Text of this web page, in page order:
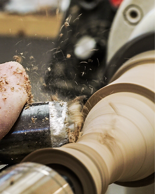
Une Passion pour les Métiers d’Art
Une Passion pour les Métiers d’Art
Les chambres de métiers jouent également un rôle clé dans la préservation de ces professions en soutenant les artisans d’art français. Ces institutions encouragent le développement des métiers et de l’artisanat, valorisant des disciplines comme la dorure, la céramique, et l’agencement. Les artisans y trouvent une plateforme pour partager leur passion et
L’Artisanat pour les Restaurateurs et les Particuliers
Un Héritage à Préserver
À travers les efforts des artisans d’art, la fabrication artisanale de vaisselle et décoration en bois ainsi que d’autres métiers tels que la bijouterie et la sculpture continuent d’enrichir notre culture. Ces pratiques, portées par des artistes passionnés, méritent d’être mises en avant et soutenues pour préserver leur place dans notre patrimoine collectif.